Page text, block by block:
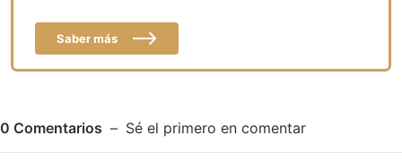
Saber más
0 Comentarios Sé el primero en comentar